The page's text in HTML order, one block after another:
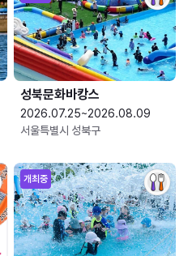
성북문화바캉스
2026.07.25~2026.08.09
서울특별시 성북구
개최중